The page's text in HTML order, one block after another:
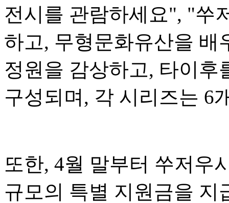
전시를 관람하세요", "쑤
하고, 무형문화유산을
정원을 감상하고, 타이후
구성되며, 각 시리즈는 6
또한, 4월 말부터 쑤저우
규모의 특별 지원금을 지